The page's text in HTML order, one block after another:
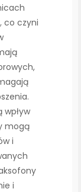
co czyni
mogą
i
i